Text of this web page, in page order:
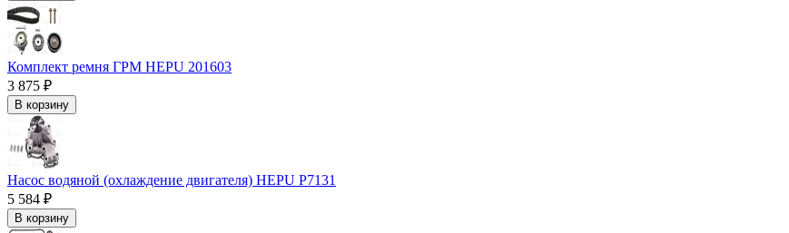
Комплект ремня ГРМ HEPU 201603
3 875 ₽
В корзину
Насос водяной (охлаждение двигателя) HEPU P7131
5 584 ₽
В корзину